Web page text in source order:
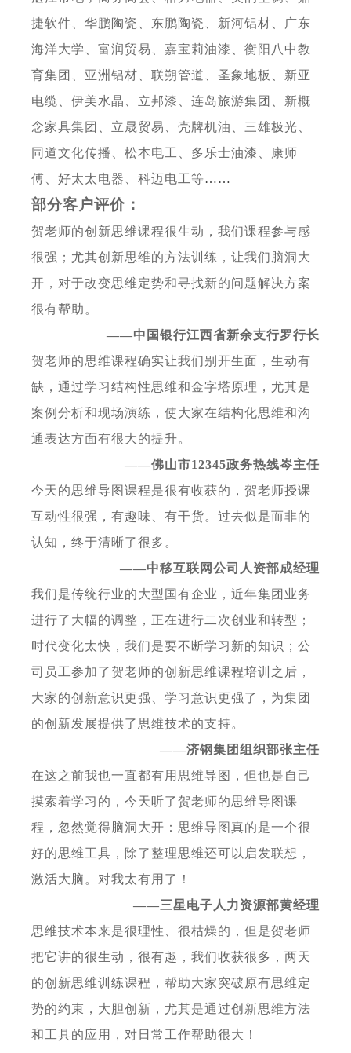
捷软件、华鹏陶瓷、东鹏陶瓷、新河铝材、广东
海洋大学、富润贸易、嘉宝莉油漆、衡阳八中教
育集团、亚洲铝材、联朔管道、圣象地板、新亚
电缆、伊美水晶、立邦漆、连岛旅游集团、新概
念家具集团、立晟贸易、壳牌机油、三雄极光、
同道文化传播、松本电工、多乐士油漆、康师
傅、好太太电器、科迈电工等……
部分客户评价：
贺老师的创新思维课程很生动，我们课程参与感
很强；尤其创新思维的方法训练，让我们脑洞大
开，对于改变思维定势和寻找新的问题解决方案
很有帮助。
——中国银行江西省新余支行罗行长
贺老师的思维课程确实让我们别开生面，生动有
缺，通过学习结构性思维和金字塔原理，尤其是
案例分析和现场演练，使大家在结构化思维和沟
通表达方面有很大的提升。
——佛山市12345政务热线岑主任
今天的思维导图课程是很有收获的，贺老师授课
互动性很强，有趣味、有干货。过去似是而非的
认知，终于清晰了很多。
——中移互联网公司人资部成经理
我们是传统行业的大型国有企业，近年集团业务
进行了大幅的调整，正在进行二次创业和转型；
时代变化太快，我们是要不断学习新的知识；公
司员工参加了贺老师的创新思维课程培训之后，
大家的创新意识更强、学习意识更强了，为集团
的创新发展提供了思维技术的支持。
——济钢集团组织部张主任
在这之前我也一直都有用思维导图，但也是自己
摸索着学习的，今天听了贺老师的思维导图课
程，忽然觉得脑洞大开：思维导图真的是一个很
好的思维工具，除了整理思维还可以启发联想，
激活大脑。对我太有用了！
——三星电子人力资源部黄经理
思维技术本来是很理性、很枯燥的，但是贺老师
把它讲的很生动，很有趣，我们收获很多，两天
的创新思维训练课程，帮助大家突破原有思维定
势的约束，大胆创新，尤其是通过创新思维方法
和工具的应用，对日常工作帮助很大！